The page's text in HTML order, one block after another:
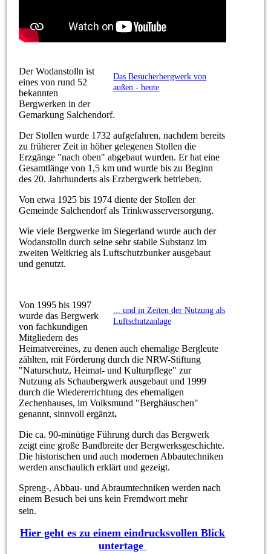
Das Besucherbergwerk von
außen - heute
Der Wodanstolln ist
eines von rund 52
bekannten
Bergwerken in der
Gemarkung Salchendorf.
Der Stollen wurde 1732 aufgefahren, nachdem bereits
zu früherer Zeit in höher gelegenen Stollen die
Erzgänge "nach oben" abgebaut wurden. Er hat eine
Gesamtlänge von 1,5 km und wurde bis zu Beginn
des 20. Jahrhunderts als Erzbergwerk betrieben.
Von etwa 1925 bis 1974 diente der Stollen der
Gemeinde Salchendorf als Trinkwasserversorgung.
Wie viele Bergwerke im Siegerland wurde auch der
Wodanstolln durch seine sehr stabile Substanz im
zweiten Weltkrieg als Luftschutzbunker ausgebaut
und genutzt.
... und in Zeiten der Nutzung als
Luftschutzanlage
Von 1995 bis 1997
wurde das Bergwerk
von fachkundigen
Mitgliedern des
Heimatvereines, zu denen auch ehemalige Bergleute
zählten, mit Förderung durch die NRW-Stiftung
"Naturschutz, Heimat- und Kulturpflege" zur
Nutzung als Schaubergwerk ausgebaut und 1999
durch die Wiedererrichtung des ehemaligen
Zechenhauses, im Volksmund "Berghäuschen"
genannt, sinnvoll ergänzt.
Die ca. 90-minütige Führung durch das Bergwerk
zeigt eine große Bandbreite der Bergwerksgeschichte.
Die historischen und auch modernen Abbautechniken
werden anschaulich erklärt und gezeigt.
Spreng-, Abbau- und Abraumtechniken werden nach
einem Besuch bei uns kein Fremdwort mehr
sein.
Hier geht es zu einem eindrucksvollen Blick
untertage